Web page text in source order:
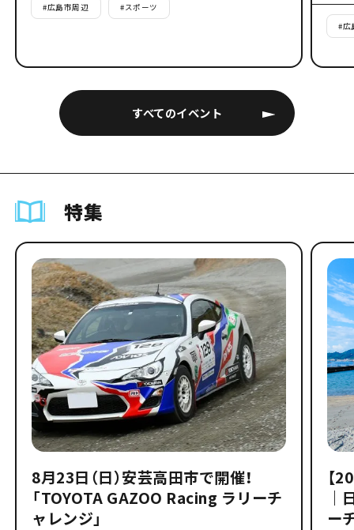
すべてのイベント
#広島市周辺 #スポーツ
#広
特集
8月23日（日）安芸高田市で開催！
「TOYOTA GAZOO Racing ラリーチ
ャレンジ」
【
｜
ー